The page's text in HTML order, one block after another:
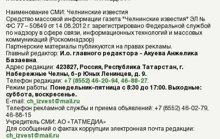
Наименование СМИ: Челнинские известия
Средство массовой информации газета "Челнинские известия" ЭЛ №
ФС 77 – 50849 от 14.08.2012 г. зарегистрировано Федеральной службой
по надзору в сфере связи, информационных технологий и массовых
коммуникаций (Роскомнадзор)
Партнерские материалы публикуются на правах рекламы.
Главный редактор: И.о. главного редактора - Акуева Анжелика
Базаевна
Адрес редакции: 423827, Россия, Республика Татарстан, г.
Набережные Челны, б-р Юных Ленинцев, д. 9.
Телефон редакции: +7 (8552) 46-20-94 46-88-27
Режим работы: Понедельник–пятница с 8:30 до 17:00. Выходные:
суббота, воскресенье.
E-mail: ch_izvest@mail.ru
Телефон рекламной службы и приема объявлений: +7 (8552) 46-02-79,
46-88-15
Учредитель СМИ: АО «ТАТМЕДИА»
Для сообщений о фактах коррупции электронная почта редакции:
ch_izvest@mail.ru